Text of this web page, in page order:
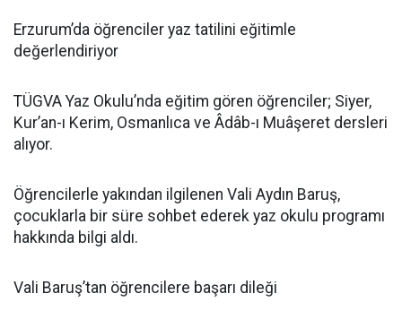
Erzurum’da öğrenciler yaz tatilini eğitimle
değerlendiriyor
TÜGVA Yaz Okulu’nda eğitim gören öğrenciler; Siyer,
Kur’an-ı Kerim, Osmanlıca ve Âdâb-ı Muâşeret dersleri
alıyor.
Öğrencilerle yakından ilgilenen Vali Aydın Baruş,
çocuklarla bir süre sohbet ederek yaz okulu programı
hakkında bilgi aldı.
Vali Baruş’tan öğrencilere başarı dileği